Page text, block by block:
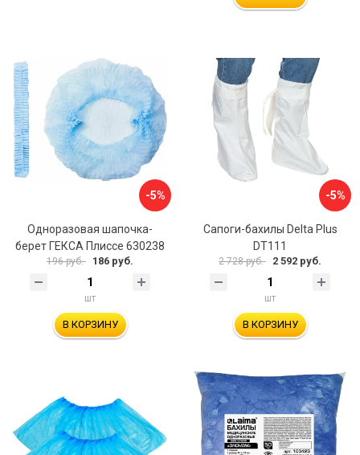
-5%
Одноразовая шапочка-
берет ГЕКСА Плиссе 630238
196 руб. 186 руб.
шт
В КОРЗИНУ
-5%
Сапоги-бахилы Delta Plus
DT111
2 728 руб. 2 592 руб.
шт
В КОРЗИНУ